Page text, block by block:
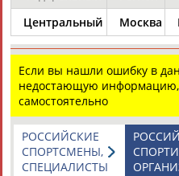
Камалудин
АБДУЛДАУДОВ
Абдула
24 персон из 13181
ЕЩЁ
Центральный
Москва
Если вы нашли ошибку в
недостающую информацию,
самостоятельно
РОССИЙСКИЕ
СПОРТСМЕНЫ,
СПЕЦИАЛИСТЫ